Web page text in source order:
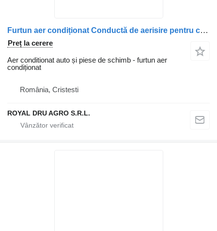
Furtun aer condiționat Conductă de aerisire pentru camion Carter Scania, coduri 1858989 și 1755992
Preț la cerere
Aer conditionat auto și piese de schimb - furtun aer
condiționat
România, Cristesti
ROYAL DRU AGRO S.R.L.